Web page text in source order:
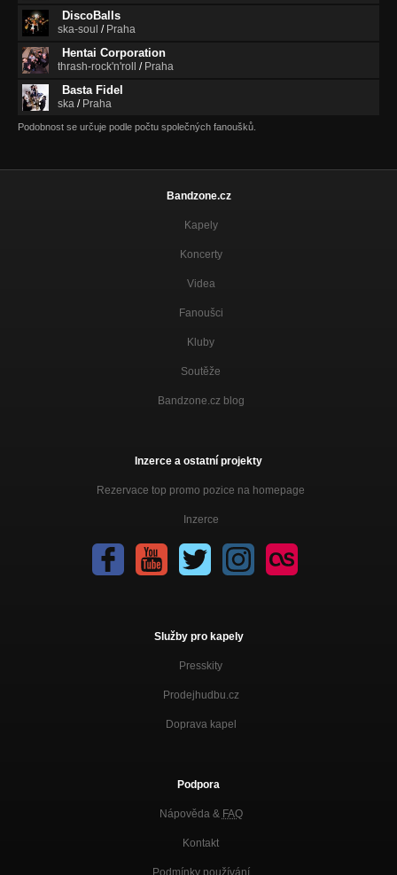
DiscoBalls
ska-soul / Praha
Hentai Corporation
thrash-rock'n'roll / Praha
Basta Fidel
ska / Praha
Podobnost se určuje podle počtu společných fanoušků.
Bandzone.cz
Kapely
Koncerty
Videa
Fanoušci
Kluby
Soutěže
Bandzone.cz blog
Inzerce a ostatní projekty
Rezervace top promo pozice na homepage
Inzerce
Služby pro kapely
Presskity
Prodejhudbu.cz
Doprava kapel
Podpora
Nápověda & FAQ
Kontakt